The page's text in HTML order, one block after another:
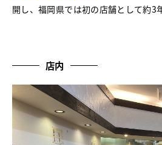
開し、福岡県では初の店舗として約3
店内